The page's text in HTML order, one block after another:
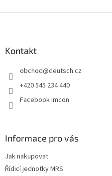
Kontakt
obchod@deutsch.cz
+420 545 234 440
Facebook Imcon
Informace pro vás
Jak nakupovat
Řídicí jednotky MRS